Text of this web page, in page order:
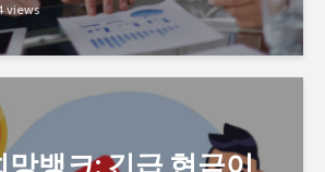
views
망뱅크: 긴급 현금이